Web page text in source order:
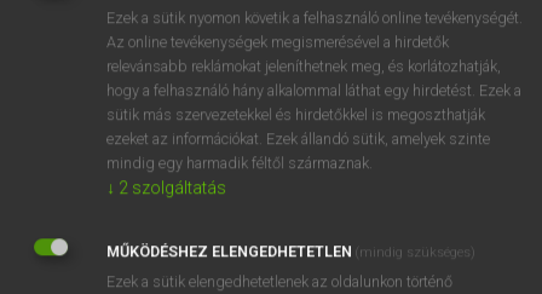
NINCS ELŐFIZETÉSED?
Nincs regisztrációm és előfizetésem. A szótár 2 órás,
díjmentes próbaverziójának elindításához regisztrálok és
belépek.
REGISZTRÁCIÓ
Ezek a sütik nyomon követik a felhasználó online tevékenységét.
Az online tevékenységek megismerésével a hirdetők
relevánsabb reklámokat jeleníthetnek meg, és korlátozhatják,
hogy a felhasználó hány alkalommal láthat egy hirdetést. Ezek a
sütik más szervezetekkel és hirdetőkkel is megoszthatják
ezeket az információkat. Ezek állandó sütik, amelyek szinte
mindig egy harmadik féltől származnak.
↓ 2 szolgáltatás
MŰKÖDÉSHEZ ELENGEDHETETLEN (mindig szükséges)
Ezek a sütik elengedhetetlenek az oldalunkon történő